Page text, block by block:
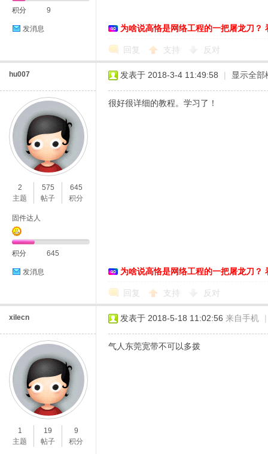
积分 9
发消息 为啥说高恪是网络工程的一把屠龙刀？
回复 支持 反对
hu007
2
主题
575
帖子
645
积分
固件达人
积分 645
发消息
发表于 2018-3-4 11:49:58 | 显示全部
很好很详细的教程。学习了！
为啥说高恪是网络工程的一把屠龙刀？
回复 支持 反对
xilecn
1
主题
19
帖子
9
积分
发表于 2018-5-18 11:02:56 来自手机 |
气人东莞宽带不可以多拨